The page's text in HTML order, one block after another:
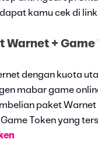
kamu cek di
Warnet + Game
dengan kuota
mabar game
paket Warnet
Token yang